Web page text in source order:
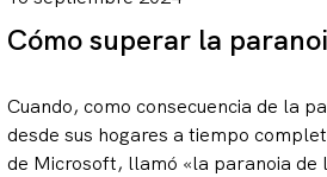
y
Cómo superar la
Cuando, como consecuencia de la
desde sus hogares a tiempo
de Microsoft, llamó «la paranoia de